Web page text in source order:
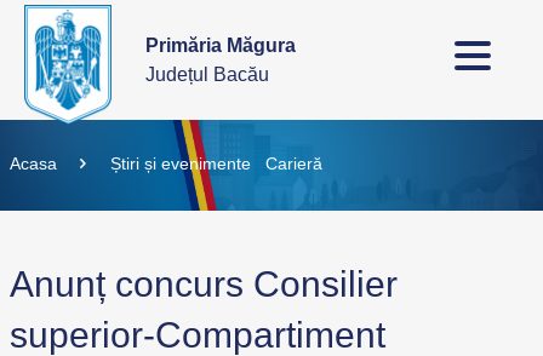
Primăria Măgura
Județul Bacău
Acasa Știri și evenimente Carieră
Anunț concurs Consilier
superior-Compartiment